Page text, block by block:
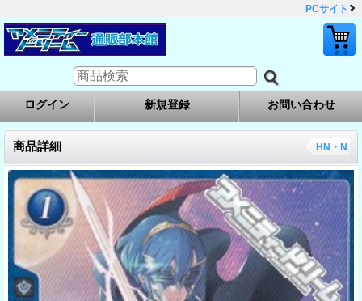
PCサイト
ログイン 新規登録 お問い合わせ
商品詳細 HN・N